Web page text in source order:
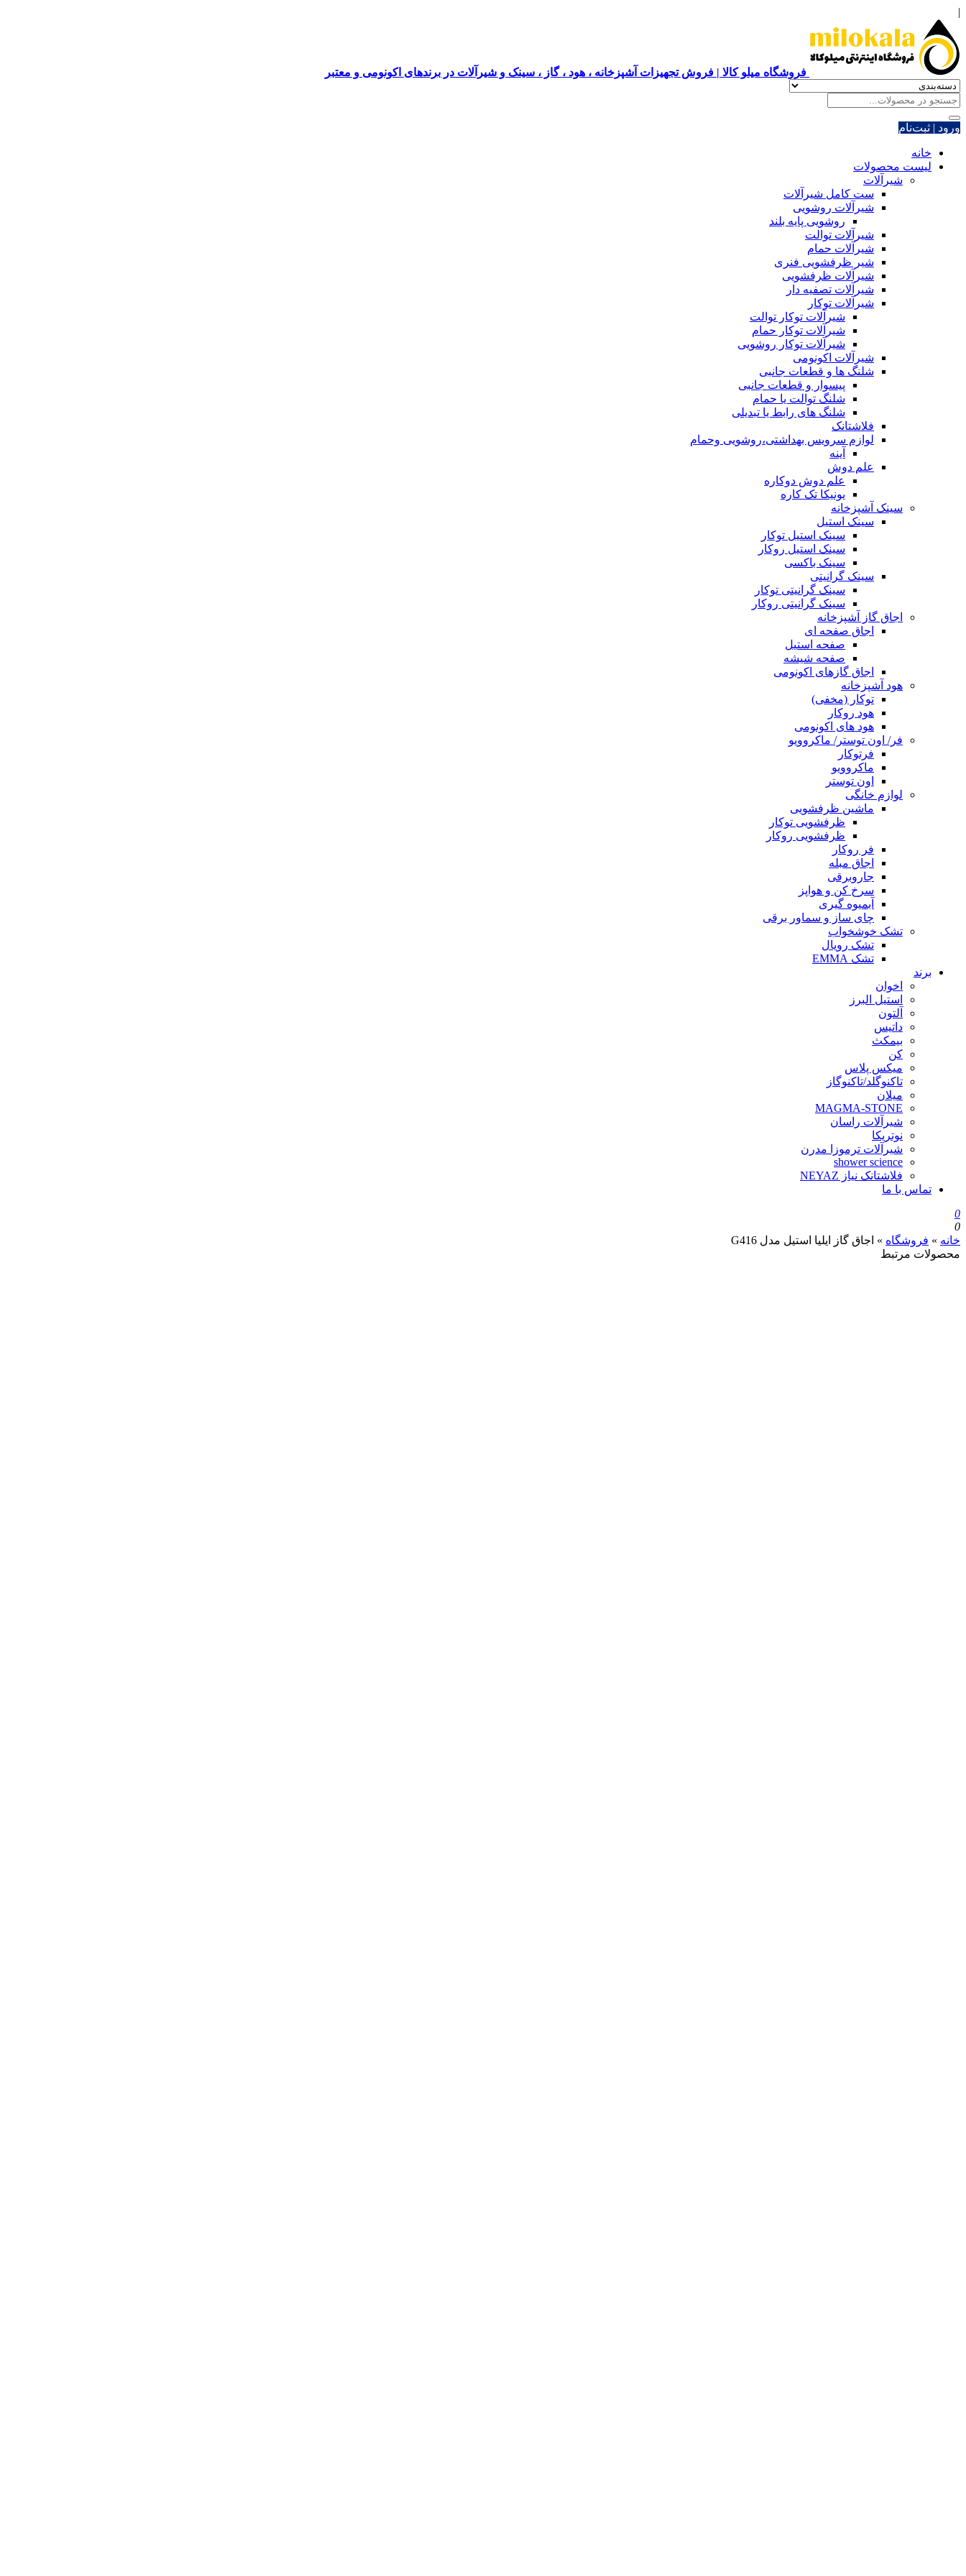
|
فروشگاه میلو کالا | فروش تجهیزات آشپزخانه ، هود ، گاز ، سینک و شیرآلات در برندهای اکونومی و معتبر
ورود | ثبت‌نام
خانه
لیست محصولات
شیرآلات
ست کامل شیرآلات
شیرآلات روشویی
روشویی پایه بلند
شیرآلات توالت
شیرآلات حمام
شیر ظرفشویی فنری
شیرآلات ظرفشویی
شیرآلات تصفیه دار
شیرآلات توکار
شیرآلات توکار توالت
شیرآلات توکار حمام
شیرآلات توکار روشویی
شیرآلات اکونومی
شلنگ ها و قطعات جانبی
پیسوار و قطعات جانبی
شلنگ توالت یا حمام
شلنگ های رابط یا تبدیلی
فلاشتانک
لوازم سرویس بهداشتی،روشویی وحمام
آینه
علم دوش
علم دوش دوکاره
یونیکا تک کاره
سینک آشپزخانه
سینک استیل
سینک استیل توکار
سینک استیل روکار
سینک باکسی
سینک گرانیتی
سینک گرانیتی توکار
سینک گرانیتی روکار
اجاق گاز آشپزخانه
اجاق صفحه ای
صفحه استیل
صفحه شیشه
اجاق گازهای اکونومی
هود آشپزخانه
توکار (مخفی)
هود روکار
هود های اکونومی
فر/ اون توستر/ ماکروویو
فرتوکار
ماکروویو
اون توستر
لوازم خانگی
ماشین ظرفشویی
ظرفشویی توکار
ظرفشویی روکار
فر روکار
اجاق مبله
جاروبرقی
سرخ کن و هواپز
آبمیوه گیری
چای ساز و سماور برقی
تشک خوشخواب
تشک رویال
تشک EMMA
برند
اخوان
استیل البرز
آلتون
داتیس
بیمکث
کن
میکس پلاس
تاکنوگلد/تاکنوگاز
میلان
MAGMA-STONE
شیرآلات راسان
نوتریکا
شیرآلات ترموزا مدرن
shower science
فلاشتانک نیاز NEYAZ
تماس با ما
0
0
خانه » فروشگاه » اجاق گاز ایلیا استیل مدل G416
محصولات مرتبط